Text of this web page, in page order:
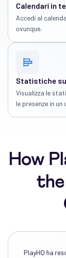
Calendari in
Accedi al
ovunque.
Statistiche
Visualizza le
le presenze in
How
the
PlayHQ ha